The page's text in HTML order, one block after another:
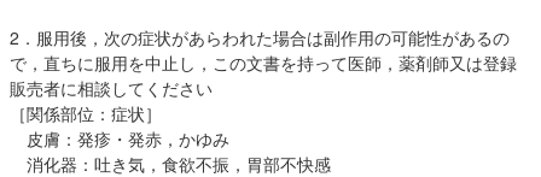
2．服用後，次の症状があらわれた場合は副作用の可能性があるの
で，直ちに服用を中止し，この文書を持って医師，薬剤師又は登録
販売者に相談してください
［関係部位：症状］
皮膚：発疹・発赤，かゆみ
消化器：吐き気，食欲不振，胃部不快感